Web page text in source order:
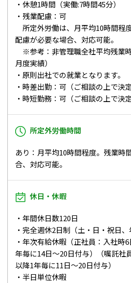
・休憩1時間（実働:7時間45分）
・残業配慮：可
所定外労働は、月平均10時間程
配慮が必要な場合、対応可能。
※参考：非管理職全社平均残業
月度実績）
・原則出社での就業となります。
・時差出勤：可（ご相談の上で決定
・時短勤務：可（ご相談の上で決定
所定外労働時間
あり：月平均10時間程度。残業時
合、対応可能。
休日・休暇
・年間休日数120日
・完全週休2日制（土・日・祝日
・年次有給休暇（正社員：入社時
年毎に14日～20日付与）（嘱託社
以降1年毎に11日～20日付与）
・半日単位休暇